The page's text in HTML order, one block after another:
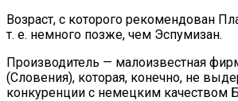
Возраст, с которого рекомендован
т. е. немного позже, чем Эспумизан.
Производитель — малоизвестная
(Словения), которая, конечно, не
конкуренции с немецким качеством